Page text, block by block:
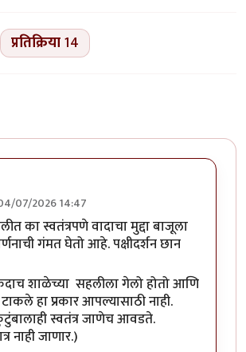
प्रतिक्रिया14
07/2026 14:47
का स्वतंत्रपणे वादाचा मुद्दा बाजूला
गंमत घेतो आहे. पक्षीदर्शन छान
शाळेच्या सहलीला गेलो होतो आणि
हा प्रकार आपल्यासाठी नाही.
स्वतंत्र जाणेच आवडते.
नाही जाणार.)